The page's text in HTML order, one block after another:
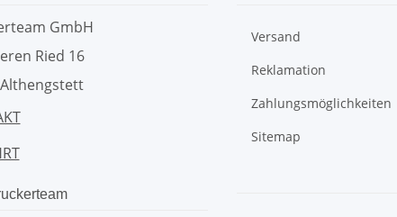
GmbH
Ried 16
Versand
Reklamation
Zahlungsmöglichkeiten
Sitemap